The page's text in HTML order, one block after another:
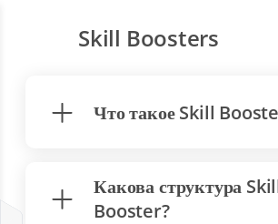
Skill Boosters
Что такое Skill
Какова структура
Booster?